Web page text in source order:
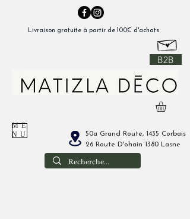
B2B
50a Grand Route, 1435 Corbais
26 Route D'ohain 1380 Lasne
ME
NU
Livraison gratuite à partir de 100€ d'achats